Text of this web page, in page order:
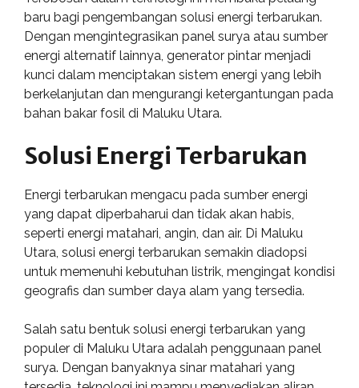
baru bagi pengembangan solusi energi terbarukan.
Dengan mengintegrasikan panel surya atau sumber
energi alternatif lainnya, generator pintar menjadi
kunci dalam menciptakan sistem energi yang lebih
berkelanjutan dan mengurangi ketergantungan pada
bahan bakar fosil di Maluku Utara.
Solusi Energi Terbarukan
Energi terbarukan mengacu pada sumber energi
yang dapat diperbaharui dan tidak akan habis,
seperti energi matahari, angin, dan air. Di Maluku
Utara, solusi energi terbarukan semakin diadopsi
untuk memenuhi kebutuhan listrik, mengingat kondisi
geografis dan sumber daya alam yang tersedia.
Salah satu bentuk solusi energi terbarukan yang
populer di Maluku Utara adalah penggunaan panel
surya. Dengan banyaknya sinar matahari yang